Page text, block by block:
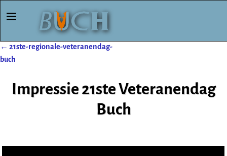
Post navigation
← 21ste-regionale-veteranendag-
buch
Impressie 21ste Veteranendag
Buch